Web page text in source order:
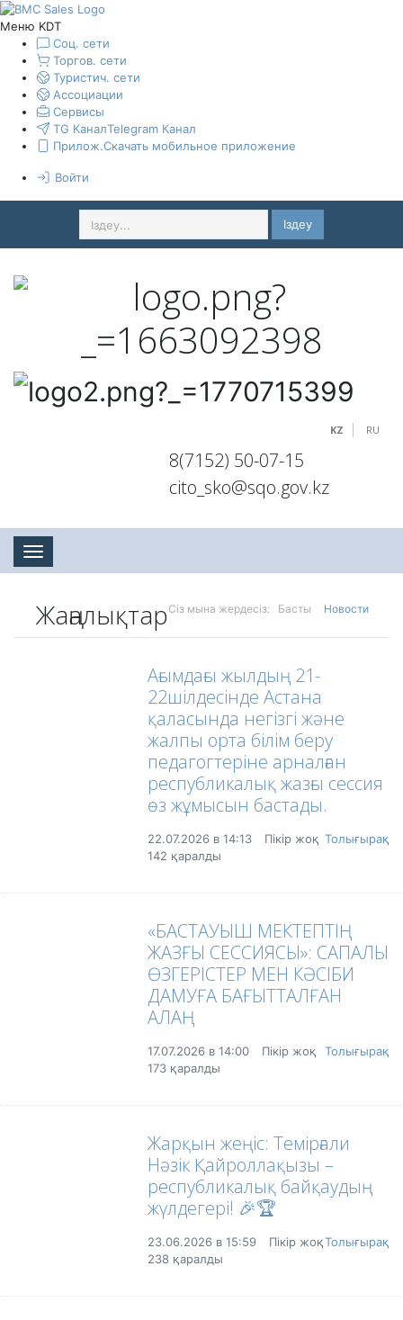
Меню KDT
Соц. сети
Торгов. сети
Туристич. сети
Ассоциации
Сервисы
TG КаналTelegram Канал
Прилож.Скачать мобильное приложение
Войти
Іздеу
KZ RU
8(7152) 50-07-15
cito_sko@sqo.gov.kz
Toggle navigation
Жаңалықтар Сіз мына жердесіз: Басты Новости
Ағымдағы жылдың 21-
22шілдесінде Астана
қаласында негізгі және
жалпы орта білім беру
педагогтеріне арналған
республикалық жазғы сессия
өз жұмысын бастады.
Толығырақ
22.07.2026 в 14:13
Пікір жоқ
142 қаралды
«БАСТАУЫШ МЕКТЕПТІҢ
ЖАЗҒЫ СЕССИЯСЫ»: САПАЛЫ
ӨЗГЕРІСТЕР МЕН КӘСІБИ
ДАМУҒА БАҒЫТТАЛҒАН
АЛАҢ
Толығырақ
17.07.2026 в 14:00
Пікір жоқ
173 қаралды
Жарқын жеңіс: Темірғали
Нәзік Қайроллақызы –
республикалық байқаудың
жүлдегері! 🎉🏆
Толығырақ
23.06.2026 в 15:59
Пікір жоқ
238 қаралды